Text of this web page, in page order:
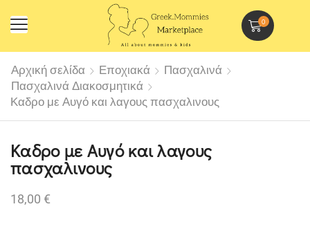
0
Αρχική σελίδα Εποχιακά
Πασχαλινά
Πασχαλινά Διακοσμητικά
Καδρο με Αυγό και λαγους πασχαλινους
Καδρο με Αυγό και λαγους
πασχαλινους
18,00 €